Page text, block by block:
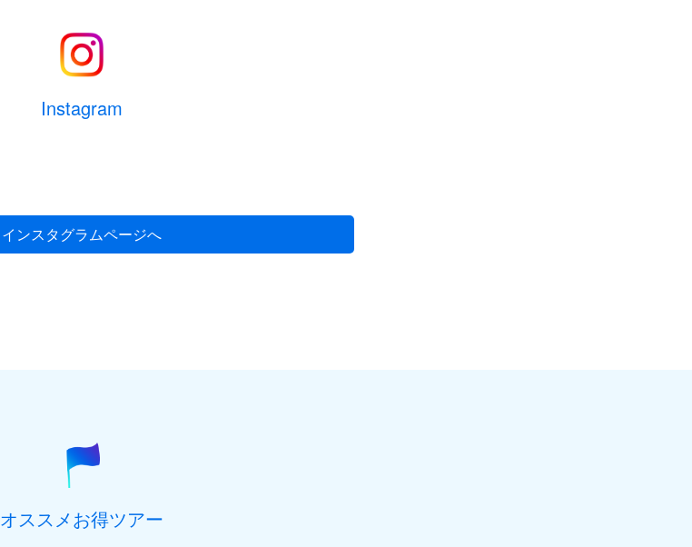
Instagram
インスタグラムページへ
オススメお得ツアー